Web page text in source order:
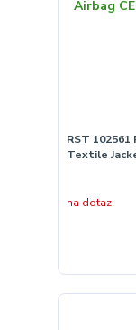
RST
Textile
na dotaz